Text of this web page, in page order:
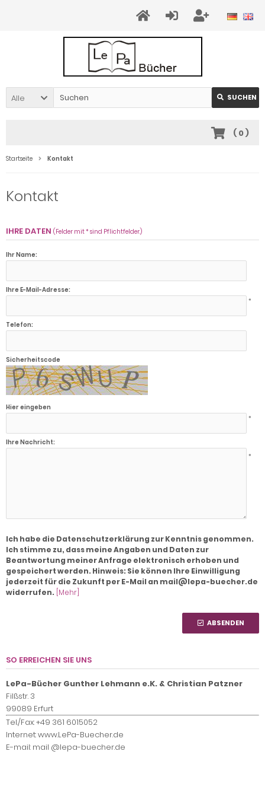
Alle SUCHEN
( 0)
Startseite Kontakt
Kontakt
IHRE DATEN (Felder mit * sind Pflichtfelder.)
Ihr Name:
Ihre E-Mail-Adresse:
*
Telefon:
Sicherheitscode
Hier eingeben
*
Ihre Nachricht:
*
Ich habe die Datenschutzerklärung zur Kenntnis genommen.
Ich stimme zu, dass meine Angaben und Daten zur
Beantwortung meiner Anfrage elektronisch erhoben und
gespeichert werden. Hinweis: Sie können Ihre Einwilligung
jederzeit für die Zukunft per E-Mail an mail@lepa-buecher.de
widerrufen. [Mehr]
ABSENDEN
SO ERREICHEN SIE UNS
LePa-Bücher Gunther Lehmann e.K. & Christian Patzner
Filßstr. 3
99089 Erfurt
Tel./Fax: +49 361 6015052
Internet: www.LePa-Buecher.de
E-mail: mail @lepa-buecher.de